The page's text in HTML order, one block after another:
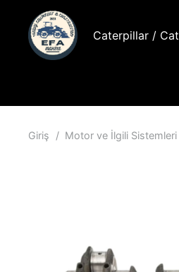
Caterpillar / Cat
Giriş / Motor ve İlgili Sistemleri